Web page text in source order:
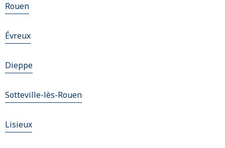
Rouen
Évreux
Dieppe
Sotteville-lès-Rouen
Lisieux